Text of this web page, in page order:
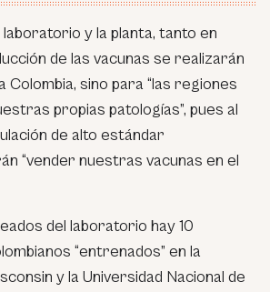
laboratorio y la planta, tanto en
de las vacunas se realizarán
Colombia, sino para “las regiones
propias patologías”, pues al
de alto estándar
“vender nuestras vacunas en el
del laboratorio hay 10
“entrenados” en la
y la Universidad Nacional de